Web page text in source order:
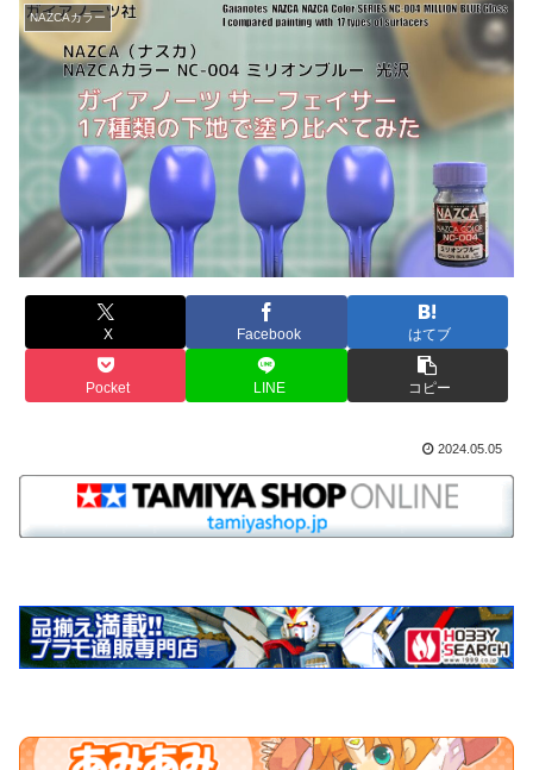
NAZCAカラー
X Facebook はてブ
Pocket LINE コピー
2024.05.05